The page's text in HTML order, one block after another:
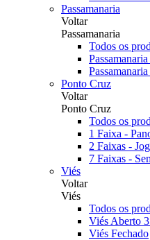
Passamanaria
Voltar
Passamanaria
Todos os
Ponto Cruz
Voltar
Ponto Cruz
Todos os
1 Faixa -
2 Faixas -
7 Faixas -
Viés
Voltar
Viés
Todos os
Viés Aberto
Viés Fechado